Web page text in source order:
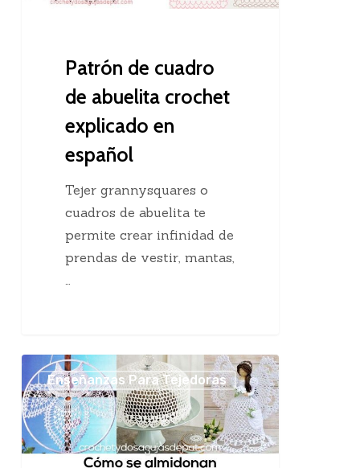
Patrón de cuadro
de abuelita crochet
explicado en
español
Tejer grannysquares o
cuadros de abuelita te
permite crear infinidad de
prendas de vestir, mantas,
Cómo
almidonar
los
tejidos
a
Enseñanzas Para Tejedoras